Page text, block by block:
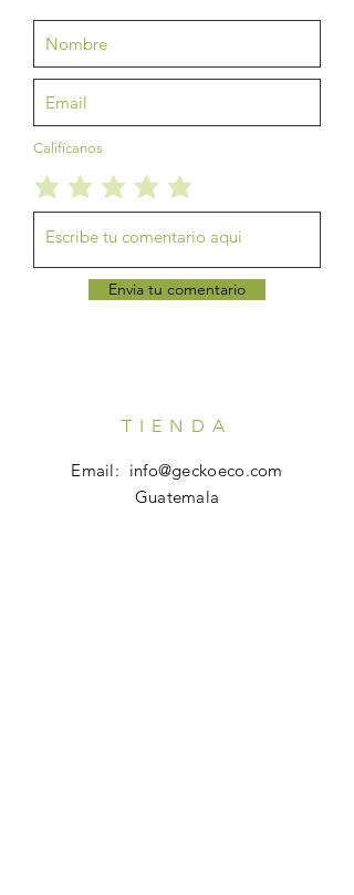
Califícanos
Envia tu comentario
TIENDA
Email: info@geckoeco.com
Guatemala